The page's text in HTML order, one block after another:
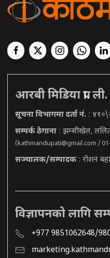
आरबी मिडिया प्रा. ली.
सूचना विभागमा दर्ता नं. :
सम्पर्क ठेगाना : झम्सीखेल,
(kathmandupati@gmail.com /
सञ्चालक/सम्पादक : रोशन
विज्ञापनको लागि
+977 9851062648/